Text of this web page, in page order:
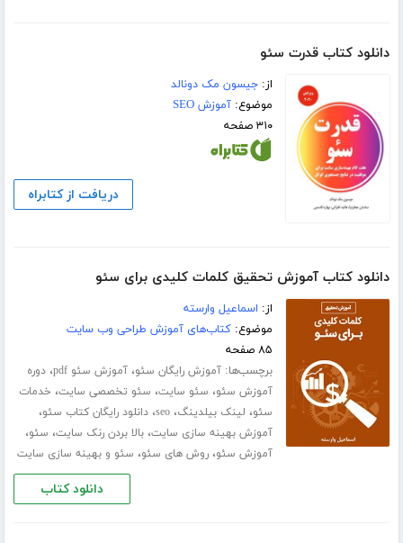
دانلود کتاب قدرت سئو
از:جیسون مک دونالد
موضوع:آموزش SEO
۳۱۰ صفحه
دریافت از کتابراه
دانلود کتاب آموزش تحقیق کلمات کلیدی برای سئو
از: اسماعیل وارسته
موضوع:کتاب‌های آموزش طراحی وب سایت
۸۵ صفحه
برچسب‌ها:آموزش رایگان سئو،آموزش سئو pdf ،دوره
آموزش سئو، سئو سایت، سئو تخصصی سایت، خدمات
سئو، لینک بیلدینگ،seo،دانلود رایگان کتاب سئو،
آموزش بهینه سازی سایت،بالا بردن رنک سایت، سئو،
آموزش سئو،روش های سئو، سئو و بهینه سازی سایت
دانلود کتاب